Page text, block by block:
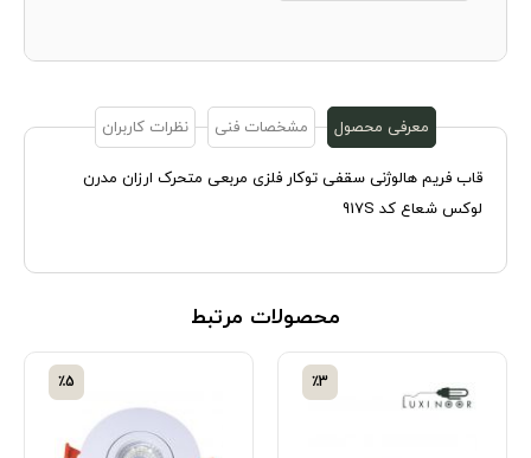
معرفی محصول مشخصات فنی نظرات کاربران
قاب فریم هالوژنی سقفی توکار فلزی مربعی متحرک ارزان مدرن
لوکس شعاع کد 917S
محصولات مرتبط
٪3 ٪5